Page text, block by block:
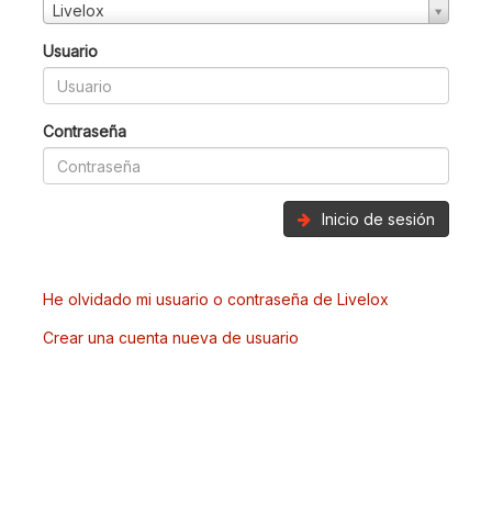
Livelox
Usuario
Contraseña
Inicio de sesión
He olvidado mi usuario o contraseña de Livelox
Crear una cuenta nueva de usuario